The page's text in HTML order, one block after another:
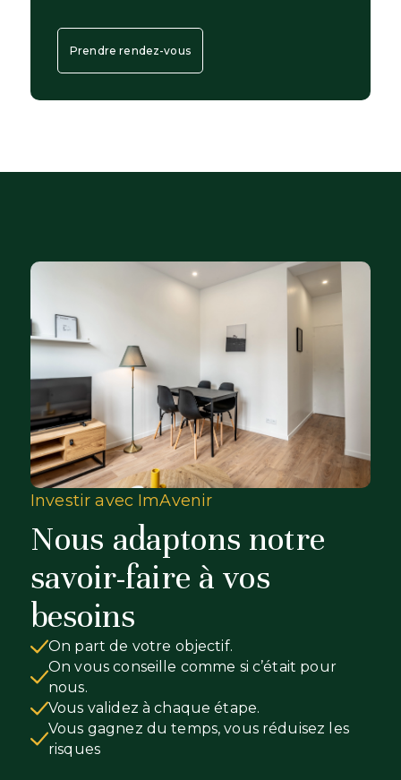
Prendre rendez-vous
Investir avec ImAvenir
Nous adaptons notre
savoir-faire à vos
besoins
On part de votre objectif.
On vous conseille comme si c’était pour
nous.
Vous validez à chaque étape.
Vous gagnez du temps, vous réduisez les
risques